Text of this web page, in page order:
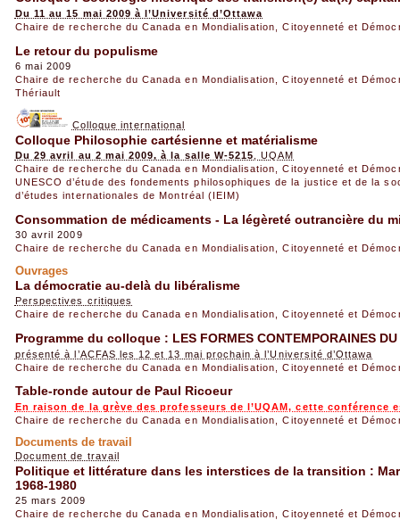
Du 11 au 15 mai 2009 à l’Université d’Ottawa
Chaire de recherche du Canada en Mondialisation, Citoyenneté et
Le retour du populisme
6 mai 2009
Chaire de recherche du Canada en Mondialisation, Citoyenneté et
Thériault
Colloque international
Colloque Philosophie cartésienne et matérialisme
Du 29 avril au 2 mai 2009, à la salle W-5215
, UQAM
Chaire de recherche du Canada en Mondialisation, Citoyenneté et
UNESCO d’étude des fondements philosophiques de la justice et de la
d’études internationales de Montréal (IEIM)
Consommation de médicaments - La légèreté outrancière du
30 avril 2009
Chaire de recherche du Canada en Mondialisation, Citoyenneté et
Ouvrages
La démocratie au-delà du libéralisme
Perspectives critiques
Chaire de recherche du Canada en Mondialisation, Citoyenneté et
Programme du colloque : LES FORMES CONTEMPORAINES DU
présenté à l’ACFAS les 12 et 13 mai prochain à l’Université d’Ottawa
Chaire de recherche du Canada en Mondialisation, Citoyenneté et
Table-ronde autour de Paul Ricoeur
En raison de la grève des professeurs de l’UQAM, cette conférence
Chaire de recherche du Canada en Mondialisation, Citoyenneté et
Documents de travail
Document de travail
Politique et littérature dans les interstices de la transition :
1968-1980
25 mars 2009
Chaire de recherche du Canada en Mondialisation, Citoyenneté et